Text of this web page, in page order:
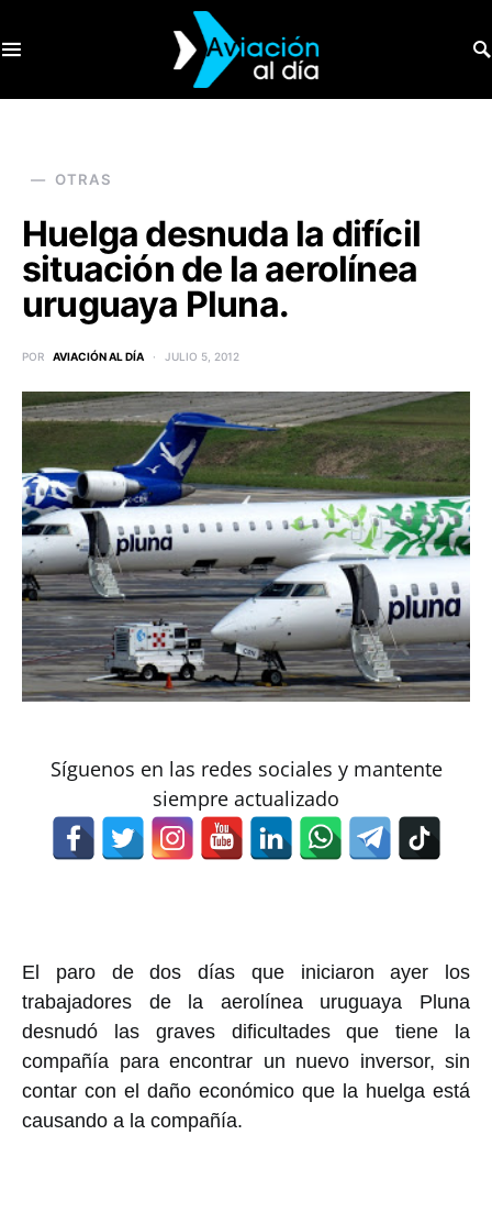
OTRAS
Huelga desnuda la difícil
situación de la aerolínea
uruguaya Pluna.
POR AVIACIÓN AL DÍA JULIO 5, 2012
Síguenos en las redes sociales y mantente
siempre actualizado
El paro de dos días que iniciaron ayer los
trabajadores de la aerolínea uruguaya Pluna
desnudó las graves dificultades que tiene la
compañía para encontrar un nuevo inversor, sin
contar con el daño económico que la huelga está
causando a la compañía.